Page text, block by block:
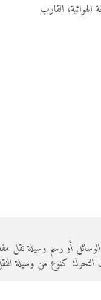
الهوائية، القارب
أو رسم وسيلة نقل
كنوع من وسيلة